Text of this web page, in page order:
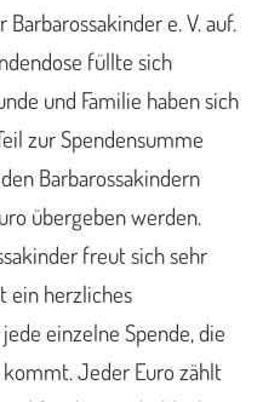
e. V. auf.
füllte sich
und Familie haben sich
zur Spendensumme
Barbarossakindern
übergeben werden.
freut sich sehr
ein herzliches
einzelne Spende, die
Jeder Euro zählt